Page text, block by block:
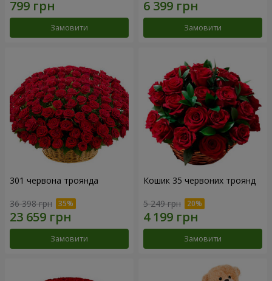
Замовити Замовити
301 червона троянда
36 398 грн
Замовити
Кошик 35 червоних троянд
5 249 грн
Замовити